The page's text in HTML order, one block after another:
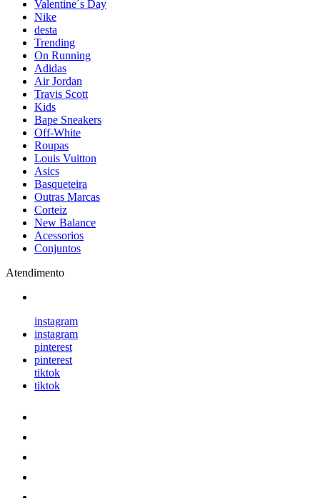
Valentine´s Day
Nike
desta
Trending
On Running
Adidas
Air Jordan
Travis Scott
Kids
Bape Sneakers
Off-White
Roupas
Louis Vuitton
Asics
Basqueteira
Outras Marcas
Corteiz
New Balance
Acessorios
Conjuntos
Atendimento
instagram
instagram
pinterest
pinterest
tiktok
tiktok